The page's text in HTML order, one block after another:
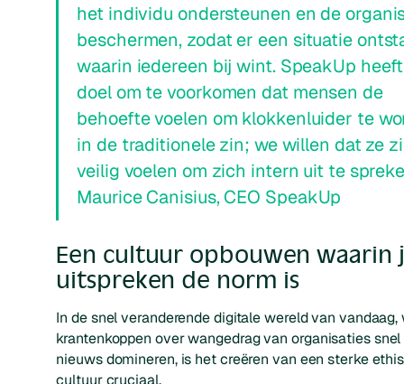
het individu ondersteunen en de
beschermen, zodat er een situatie
waarin iedereen bij wint. SpeakUp
doel om te voorkomen dat mensen de
behoefte voelen om klokkenluider te
in de traditionele zin; we willen dat ze
veilig voelen om zich intern uit te
Maurice Canisius, CEO SpeakUp
Een cultuur opbouwen waarin
uitspreken de norm is
In de snel veranderende digitale wereld van vandaag,
krantenkoppen over wangedrag van organisaties
nieuws domineren, is het creëren van een sterke
cultuur cruciaal.